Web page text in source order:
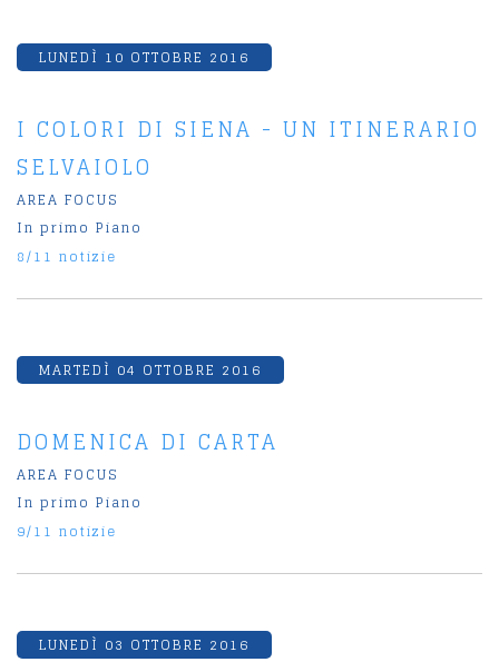
LUNEDÌ 10 OTTOBRE 2016
I COLORI DI SIENA - UN ITINERARIO
SELVAIOLO
AREA FOCUS
In primo Piano
8/11 notizie
MARTEDÌ 04 OTTOBRE 2016
DOMENICA DI CARTA
AREA FOCUS
In primo Piano
9/11 notizie
LUNEDÌ 03 OTTOBRE 2016